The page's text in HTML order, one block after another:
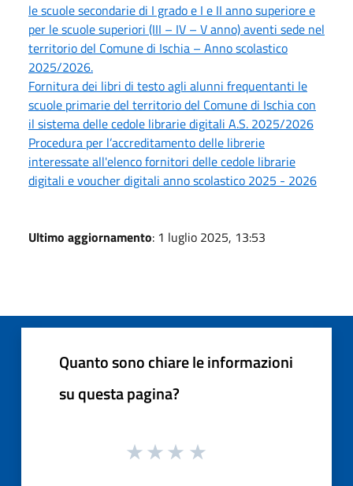
le scuole secondarie di I grado e I e II anno superiore e
per le scuole superiori (III – IV – V anno) aventi sede nel
territorio del Comune di Ischia – Anno scolastico
2025/2026.
Fornitura dei libri di testo agli alunni frequentanti le
scuole primarie del territorio del Comune di Ischia con
il sistema delle cedole librarie digitali A.S. 2025/2026
Procedura per l’accreditamento delle librerie
interessate all'elenco fornitori delle cedole librarie
digitali e voucher digitali anno scolastico 2025 - 2026
Ultimo aggiornamento: 1 luglio 2025, 13:53
Quanto sono chiare le informazioni
su questa pagina?